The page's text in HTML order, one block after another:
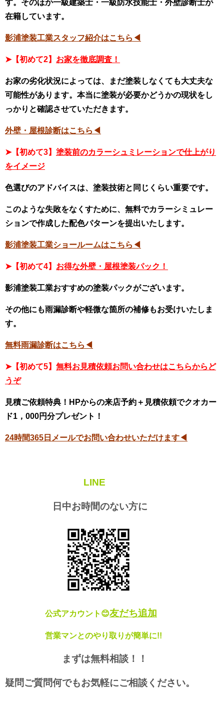
す。そのほか一級建築士・一級防水技能士・外壁診断士が
在籍しています。
影浦塗装工業スタッフ紹介はこちら◀
➤【初めて2】 お家を徹底調査！
お家の劣化状況によっては、まだ塗装しなくても大丈夫な
可能性があります。本当に塗装が必要かどうかの現状をし
っかりと確認させていただきます。
外壁・屋根診断はこちら◀
➤【初めて3】 塗装前のカラーシュミレーションで仕上がり
をイメージ
色選びのアドバイスは、塗装技術と同じくらい重要です。
このような失敗をなくすために、無料でカラーシミュレー
ションで作成した配色パターンを提出いたします。
影浦塗装工業ショールームはこちら◀
➤【初めて4】 お得な外壁・屋根塗装パック！
影浦塗装工業おすすめの塗装パックがございます。
その他にも雨漏診断や軽微な箇所の補修もお受けいたしま
す。
無料雨漏診断はこちら◀
➤【初めて5】 無料お見積依頼お問い合わせはこちらからど
うぞ
見積ご依頼特典！HPからの来店予約＋見積依頼でクオカー
ド1，000円分プレゼント！
24時間365日メールでお問い合わせいただけます◀
LINE
日中お時間のない方に
公式アカウント😊友だち追加
営業マンとのやり取りが簡単に!!
まずは無料相談！！
疑問ご質問何でもお気軽にご相談ください。